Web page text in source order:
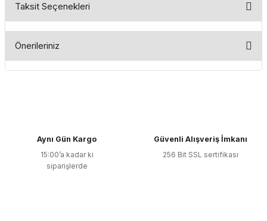
Taksit Seçenekleri
Önerileriniz
Ürün resmi kalitesiz, bozuk veya görüntülenemiyor.
Ürün açıklamasında eksik bilgiler bulunuyor.
Ürün bilgilerinde hatalar bulunuyor.
Aynı Gün Kargo
15:00’a kadar ki
siparişlerde
Güvenli Alışveriş İmkanı
256 Bit SSL sertifikası